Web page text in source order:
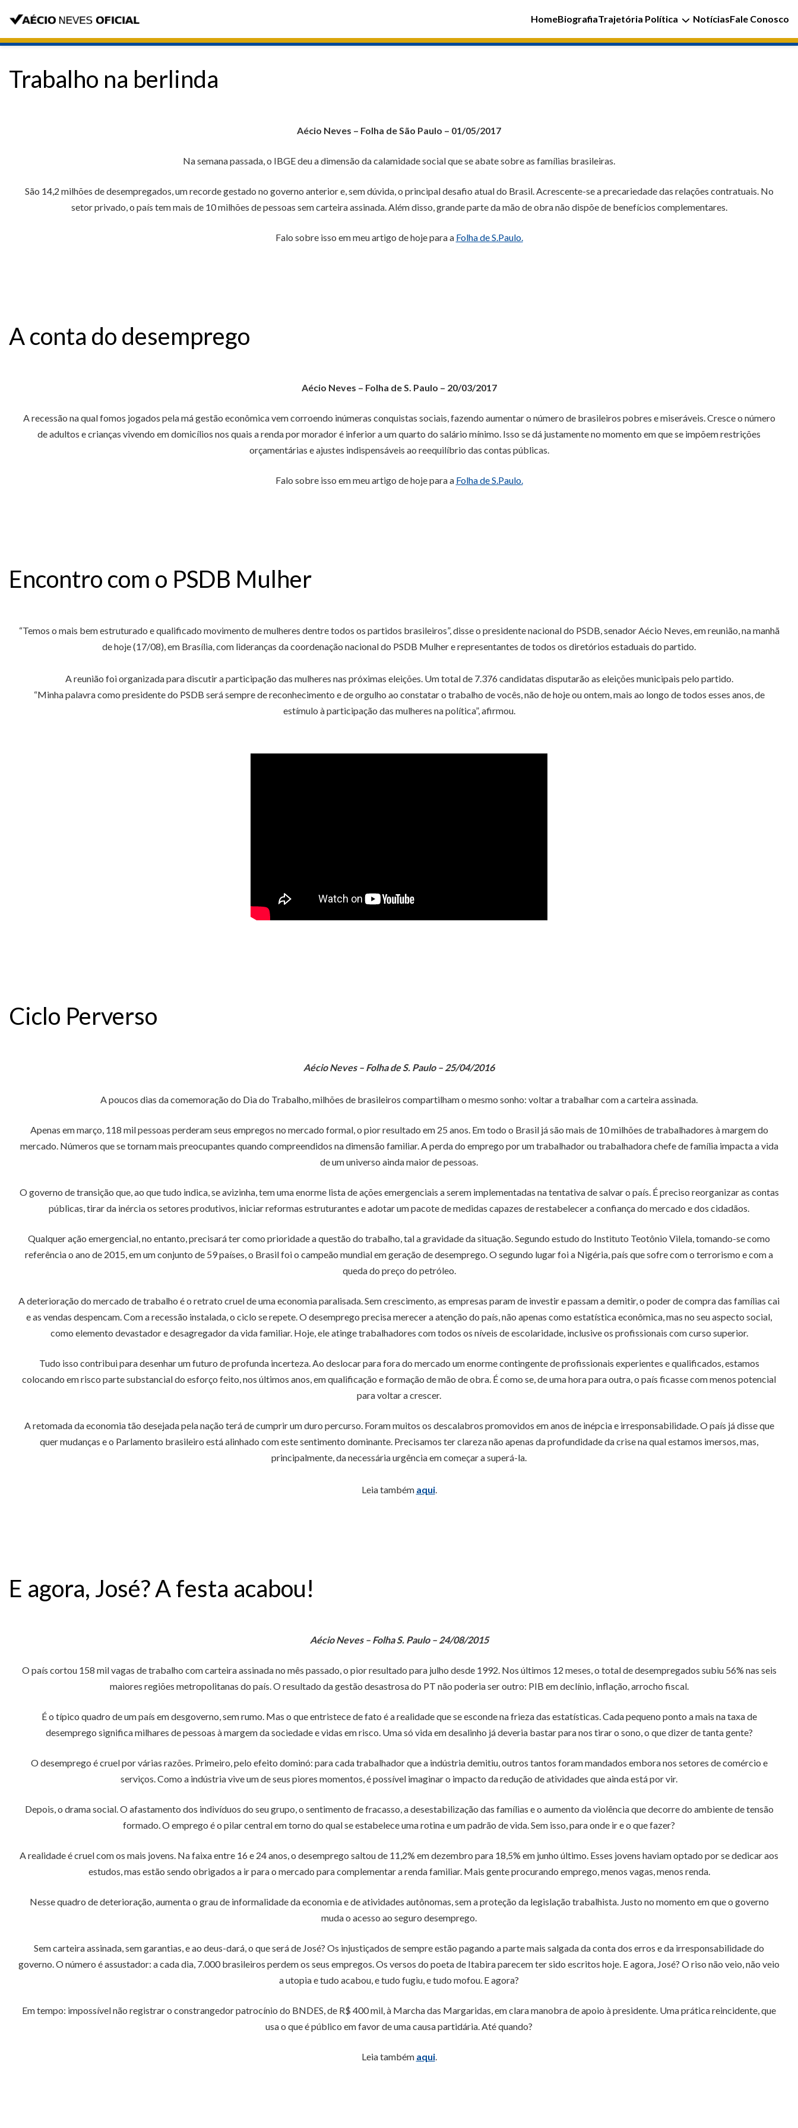
HomeBiografiaTrajetória Política NotíciasFale Conosco
Trabalho na berlinda
Aécio Neves – Folha de São Paulo – 01/05/2017
Na semana passada, o IBGE deu a dimensão da calamidade social que se abate sobre as famílias brasileiras.
São 14,2 milhões de desempregados, um recorde gestado no governo anterior e, sem dúvida, o principal desafio atual do Brasil. Acrescente-se a precariedade das relações contratuais. No
setor privado, o país tem mais de 10 milhões de pessoas sem carteira assinada. Além disso, grande parte da mão de obra não dispõe de benefícios complementares.
Falo sobre isso em meu artigo de hoje para a Folha de S.Paulo.
A conta do desemprego
Aécio Neves – Folha de S. Paulo – 20/03/2017
A recessão na qual fomos jogados pela má gestão econômica vem corroendo inúmeras conquistas sociais, fazendo aumentar o número de brasileiros pobres e miseráveis. Cresce o número
de adultos e crianças vivendo em domicílios nos quais a renda por morador é inferior a um quarto do salário mínimo. Isso se dá justamente no momento em que se impõem restrições
orçamentárias e ajustes indispensáveis ao reequilíbrio das contas públicas.
Falo sobre isso em meu artigo de hoje para a Folha de S.Paulo.
Encontro com o PSDB Mulher
“Temos o mais bem estruturado e qualificado movimento de mulheres dentre todos os partidos brasileiros”, disse o presidente nacional do PSDB, senador Aécio Neves, em reunião, na manhã
de hoje (17/08), em Brasília, com lideranças da coordenação nacional do PSDB Mulher e representantes de todos os diretórios estaduais do partido.
A reunião foi organizada para discutir a participação das mulheres nas próximas eleições. Um total de 7.376 candidatas disputarão as eleições municipais pelo partido.
“Minha palavra como presidente do PSDB será sempre de reconhecimento e de orgulho ao constatar o trabalho de vocês, não de hoje ou ontem, mais ao longo de todos esses anos, de
estímulo à participação das mulheres na política”, afirmou.
Ciclo Perverso
Aécio Neves – Folha de S. Paulo – 25/04/2016
A poucos dias da comemoração do Dia do Trabalho, milhões de brasileiros compartilham o mesmo sonho: voltar a trabalhar com a carteira assinada.
Apenas em março, 118 mil pessoas perderam seus empregos no mercado formal, o pior resultado em 25 anos. Em todo o Brasil já são mais de 10 milhões de trabalhadores à margem do
mercado. Números que se tornam mais preocupantes quando compreendidos na dimensão familiar. A perda do emprego por um trabalhador ou trabalhadora chefe de família impacta a vida
de um universo ainda maior de pessoas.
O governo de transição que, ao que tudo indica, se avizinha, tem uma enorme lista de ações emergenciais a serem implementadas na tentativa de salvar o país. É preciso reorganizar as contas
públicas, tirar da inércia os setores produtivos, iniciar reformas estruturantes e adotar um pacote de medidas capazes de restabelecer a confiança do mercado e dos cidadãos.
Qualquer ação emergencial, no entanto, precisará ter como prioridade a questão do trabalho, tal a gravidade da situação. Segundo estudo do Instituto Teotônio Vilela, tomando-se como
referência o ano de 2015, em um conjunto de 59 países, o Brasil foi o campeão mundial em geração de desemprego. O segundo lugar foi a Nigéria, país que sofre com o terrorismo e com a
queda do preço do petróleo.
A deterioração do mercado de trabalho é o retrato cruel de uma economia paralisada. Sem crescimento, as empresas param de investir e passam a demitir, o poder de compra das famílias cai
e as vendas despencam. Com a recessão instalada, o ciclo se repete. O desemprego precisa merecer a atenção do país, não apenas como estatística econômica, mas no seu aspecto social,
como elemento devastador e desagregador da vida familiar. Hoje, ele atinge trabalhadores com todos os níveis de escolaridade, inclusive os profissionais com curso superior.
Tudo isso contribui para desenhar um futuro de profunda incerteza. Ao deslocar para fora do mercado um enorme contingente de profissionais experientes e qualificados, estamos
colocando em risco parte substancial do esforço feito, nos últimos anos, em qualificação e formação de mão de obra. É como se, de uma hora para outra, o país ficasse com menos potencial
para voltar a crescer.
A retomada da economia tão desejada pela nação terá de cumprir um duro percurso. Foram muitos os descalabros promovidos em anos de inépcia e irresponsabilidade. O país já disse que
quer mudanças e o Parlamento brasileiro está alinhado com este sentimento dominante. Precisamos ter clareza não apenas da profundidade da crise na qual estamos imersos, mas,
principalmente, da necessária urgência em começar a superá-la.
Leia também aqui.
E agora, José? A festa acabou!
Aécio Neves – Folha S. Paulo – 24/08/2015
O país cortou 158 mil vagas de trabalho com carteira assinada no mês passado, o pior resultado para julho desde 1992. Nos últimos 12 meses, o total de desempregados subiu 56% nas seis
maiores regiões metropolitanas do país. O resultado da gestão desastrosa do PT não poderia ser outro: PIB em declínio, inflação, arrocho fiscal.
É o típico quadro de um país em desgoverno, sem rumo. Mas o que entristece de fato é a realidade que se esconde na frieza das estatísticas. Cada pequeno ponto a mais na taxa de
desemprego significa milhares de pessoas à margem da sociedade e vidas em risco. Uma só vida em desalinho já deveria bastar para nos tirar o sono, o que dizer de tanta gente?
O desemprego é cruel por várias razões. Primeiro, pelo efeito dominó: para cada trabalhador que a indústria demitiu, outros tantos foram mandados embora nos setores de comércio e
serviços. Como a indústria vive um de seus piores momentos, é possível imaginar o impacto da redução de atividades que ainda está por vir.
Depois, o drama social. O afastamento dos indivíduos do seu grupo, o sentimento de fracasso, a desestabilização das famílias e o aumento da violência que decorre do ambiente de tensão
formado. O emprego é o pilar central em torno do qual se estabelece uma rotina e um padrão de vida. Sem isso, para onde ir e o que fazer?
A realidade é cruel com os mais jovens. Na faixa entre 16 e 24 anos, o desemprego saltou de 11,2% em dezembro para 18,5% em junho último. Esses jovens haviam optado por se dedicar aos
estudos, mas estão sendo obrigados a ir para o mercado para complementar a renda familiar. Mais gente procurando emprego, menos vagas, menos renda.
Nesse quadro de deterioração, aumenta o grau de informalidade da economia e de atividades autônomas, sem a proteção da legislação trabalhista. Justo no momento em que o governo
muda o acesso ao seguro desemprego.
Sem carteira assinada, sem garantias, e ao deus-dará, o que será de José? Os injustiçados de sempre estão pagando a parte mais salgada da conta dos erros e da irresponsabilidade do
governo. O número é assustador: a cada dia, 7.000 brasileiros perdem os seus empregos. Os versos do poeta de Itabira parecem ter sido escritos hoje. E agora, José? O riso não veio, não veio
a utopia e tudo acabou, e tudo fugiu, e tudo mofou. E agora?
Em tempo: impossível não registrar o constrangedor patrocínio do BNDES, de R$ 400 mil, à Marcha das Margaridas, em clara manobra de apoio à presidente. Uma prática reincidente, que
usa o que é público em favor de uma causa partidária. Até quando?
Leia também aqui.